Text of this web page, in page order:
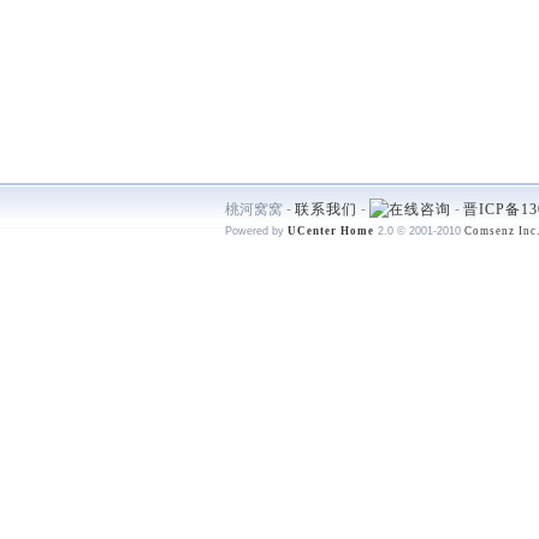
桃河窝窝 - 联系我们 - - 晋ICP备
Powered by UCenter Home 2.0 © 2001-2010 Comsenz Inc.